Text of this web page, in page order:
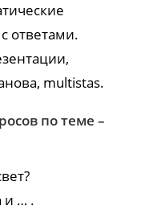
ответами.
multistas.
по теме –
и … .